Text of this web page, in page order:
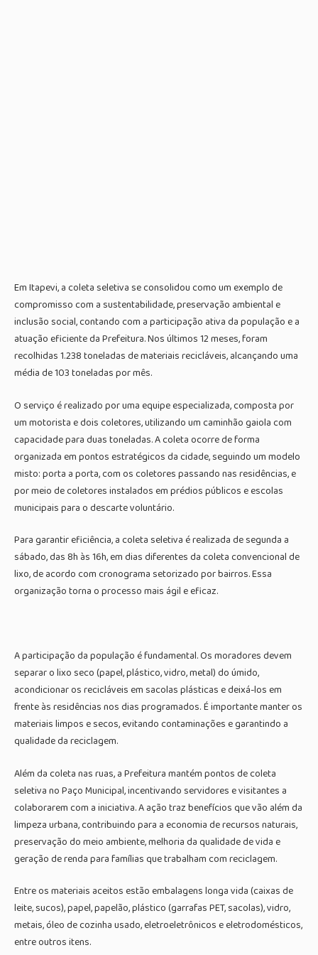
Em Itapevi, a coleta seletiva se consolidou como um exemplo de
compromisso com a sustentabilidade, preservação ambiental e
inclusão social, contando com a participação ativa da população e a
atuação eficiente da Prefeitura. Nos últimos 12 meses, foram
recolhidas 1.238 toneladas de materiais recicláveis, alcançando uma
média de 103 toneladas por mês.
O serviço é realizado por uma equipe especializada, composta por
um motorista e dois coletores, utilizando um caminhão gaiola com
capacidade para duas toneladas. A coleta ocorre de forma
organizada em pontos estratégicos da cidade, seguindo um modelo
misto: porta a porta, com os coletores passando nas residências, e
por meio de coletores instalados em prédios públicos e escolas
municipais para o descarte voluntário.
Para garantir eficiência, a coleta seletiva é realizada de segunda a
sábado, das 8h às 16h, em dias diferentes da coleta convencional de
lixo, de acordo com cronograma setorizado por bairros. Essa
organização torna o processo mais ágil e eficaz.
A participação da população é fundamental. Os moradores devem
separar o lixo seco (papel, plástico, vidro, metal) do úmido,
acondicionar os recicláveis em sacolas plásticas e deixá-los em
frente às residências nos dias programados. É importante manter os
materiais limpos e secos, evitando contaminações e garantindo a
qualidade da reciclagem.
Além da coleta nas ruas, a Prefeitura mantém pontos de coleta
seletiva no Paço Municipal, incentivando servidores e visitantes a
colaborarem com a iniciativa. A ação traz benefícios que vão além da
limpeza urbana, contribuindo para a economia de recursos naturais,
preservação do meio ambiente, melhoria da qualidade de vida e
geração de renda para famílias que trabalham com reciclagem.
Entre os materiais aceitos estão embalagens longa vida (caixas de
leite, sucos), papel, papelão, plástico (garrafas PET, sacolas), vidro,
metais, óleo de cozinha usado, eletroeletrônicos e eletrodomésticos,
entre outros itens.